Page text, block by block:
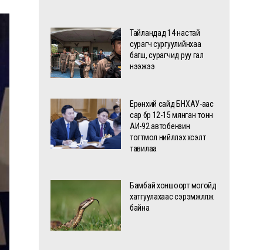
Тайландад 14 настай
сурагч сургуулийнхаа
багш, сурагчид руу гал
нээжээ
Ерөнхий сайд БНХАУ-аас
сар бүр 12-15 мянган тонн
АИ-92 автобензин
тогтмол нийлүүлэх хүсэлт
тавилаа
Бамбай хоншоорт могойд
хатгуулахаас сэрэмжлүүлж
байна